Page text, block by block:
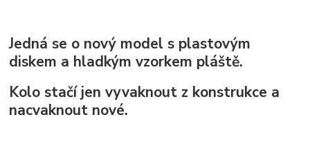
Jedná se o nový model s plastovým
diskem a hladkým vzorkem pláště.
Kolo stačí jen vyvaknout z konstrukce a
nacvaknout nové.